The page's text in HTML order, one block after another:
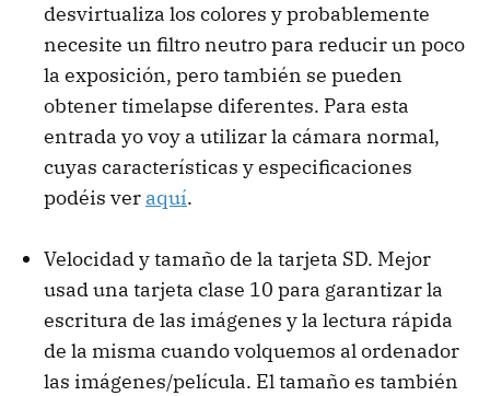
desvirtualiza los colores y probablemente
necesite un filtro neutro para reducir un poco
la exposición, pero también se pueden
obtener timelapse diferentes. Para esta
entrada yo voy a utilizar la cámara normal,
cuyas características y especificaciones
podéis ver aquí.
Velocidad y tamaño de la tarjeta SD. Mejor
usad una tarjeta clase 10 para garantizar la
escritura de las imágenes y la lectura rápida
de la misma cuando volquemos al ordenador
las imágenes/película. El tamaño es también